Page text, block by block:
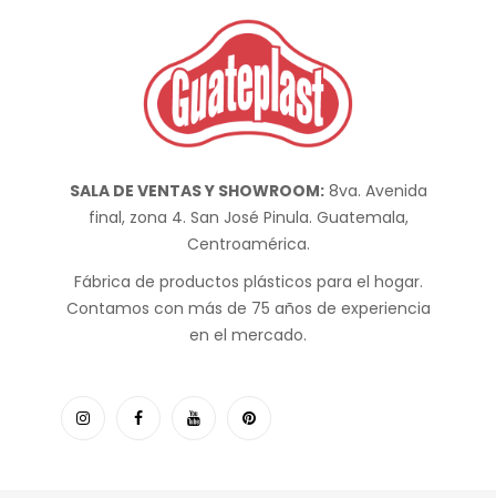
SALA DE VENTAS Y SHOWROOM:8va. Avenida
final, zona 4. San José Pinula. Guatemala,
Centroamérica.
Fábrica de productos plásticos para el hogar.
Contamos con más de 75 años de experiencia
en el mercado.